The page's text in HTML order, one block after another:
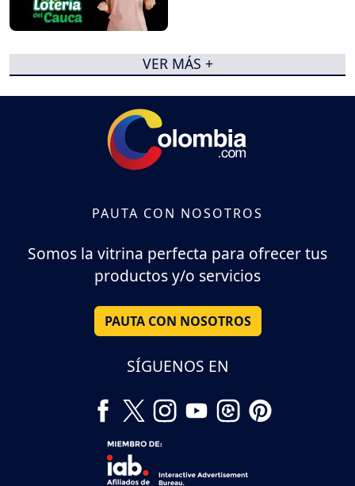
VER MÁS +
PAUTA CON NOSOTROS
Somos la vitrina perfecta para ofrecer tus
productos y/o servicios
PAUTA CON NOSOTROS
SÍGUENOS EN